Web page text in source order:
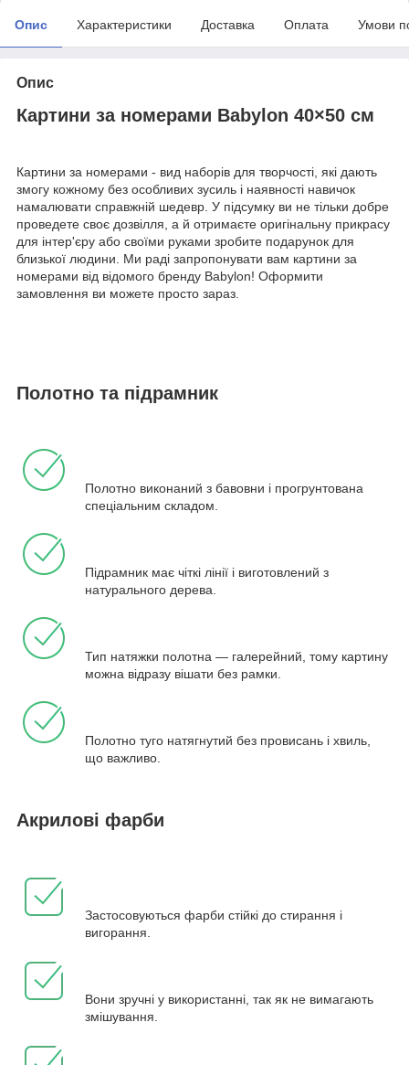
Опис Характеристики Доставка Оплата Умови
Опис
Картини за номерами Babylon 40×50 см
Картини за номерами - вид наборів для творчості, які дають
змогу кожному без особливих зусиль і наявності навичок
намалювати справжній шедевр. У підсумку ви не тільки добре
проведете своє дозвілля, а й отримаєте оригінальну прикрасу
для інтер'єру або своїми руками зробите подарунок для
близької людини. Ми раді запропонувати вам картини за
номерами від відомого бренду Babylon! Оформити
замовлення ви можете просто зараз.
Полотно та підрамник
Полотно виконаний з бавовни і прогрунтована
спеціальним складом.
Підрамник має чіткі лінії і виготовлений з
натурального дерева.
Тип натяжки полотна — галерейний, тому картину
можна відразу вішати без рамки.
Полотно туго натягнутий без провисань і хвиль,
що важливо.
Акрилові фарби
Застосовуються фарби стійкі до стирання і
вигорання.
Вони зручні у використанні, так як не вимагають
змішування.